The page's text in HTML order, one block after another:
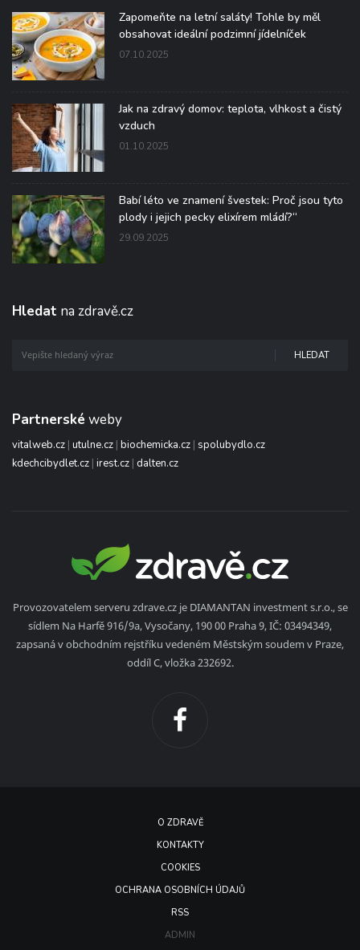
Zapomeňte na letní saláty! Tohle by měl
obsahovat ideální podzimní jídelníček
07.10.2025
Jak na zdravý domov: teplota, vlhkost a čistý
vzduch
01.10.2025
Babí léto ve znamení švestek: Proč jsou tyto
plody i jejich pecky elixírem mládí?“
29.09.2025
Hledat na zdravě.cz
HLEDAT
Partnerské weby
vitalweb.cz | utulne.cz | biochemicka.cz | spolubydlo.cz
kdechcibydlet.cz | irest.cz | dalten.cz
Provozovatelem serveru zdrave.cz je DIAMANTAN investment s.r.o., se
sídlem Na Harfě 916/9a, Vysočany, 190 00 Praha 9, IČ: 03494349,
zapsaná v obchodním rejstříku vedeném Městským soudem v Praze,
oddíl C, vložka 232692.
O ZDRAVĚ
KONTAKTY
COOKIES
OCHRANA OSOBNÍCH ÚDAJŮ
RSS
ADMIN